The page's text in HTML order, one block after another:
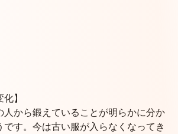
】
人から鍛えていることが明らかに分か
です。今は古い服が入らなくなってき